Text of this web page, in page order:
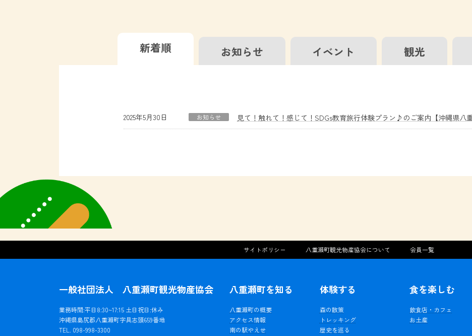
新着順 お知らせ イベント 観光
2025年5月30日 お知らせ 見て！触れて！感じて！SDGs教育旅行体験プラン♪のご案内【沖縄県八重
サイトポリシー 八重瀬町観光物産協会について 会員一覧
一般社団法人 八重瀬町観光物産協会
業務時間:平日8:30~17:15 土日祝日:休み
沖縄県島尻郡八重瀬町字具志頭659番地
TEL. 098-998-3300
八重瀬町を知る
八重瀬町の概要
アクセス情報
南の駅やえせ
体験する
森の散策
トレッキング
歴史を巡る
食を楽しむ
飲食店・カフェ
お土産